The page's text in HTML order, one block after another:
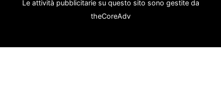
Le attività pubblicitarie su questo sito sono gestite da
theCoreAdv